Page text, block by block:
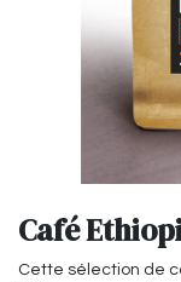
Café
Cette sélection de